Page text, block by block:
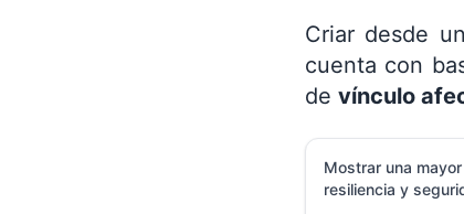
Criar desde
cuenta con
de vínculo
Mostrar una
resiliencia y